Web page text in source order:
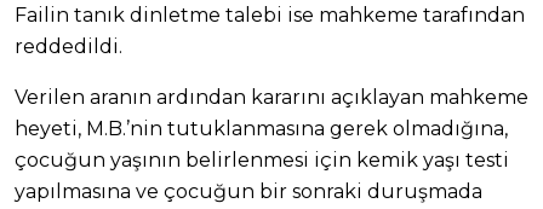
Failin tanık dinletme talebi ise mahkeme tarafından
reddedildi.
Verilen aranın ardından kararını açıklayan mahkeme
heyeti, M.B.’nin tutuklanmasına gerek olmadığına,
çocuğun yaşının belirlenmesi için kemik yaşı testi
yapılmasına ve çocuğun bir sonraki duruşmada